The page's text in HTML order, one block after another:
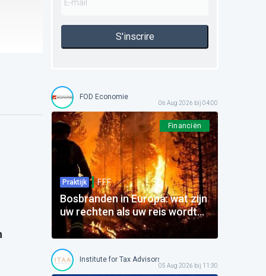
S'inscrire
FOD Economie
06 Aug 2026 bij 04:00
Financiën
Praktijk F.F.F.
Bosbranden in Europa: wat zijn
uw rechten als uw reis wordt
beïnvloed?
Institute for Tax Advisors and Accountants
05 Aug 2026 bij 11:30